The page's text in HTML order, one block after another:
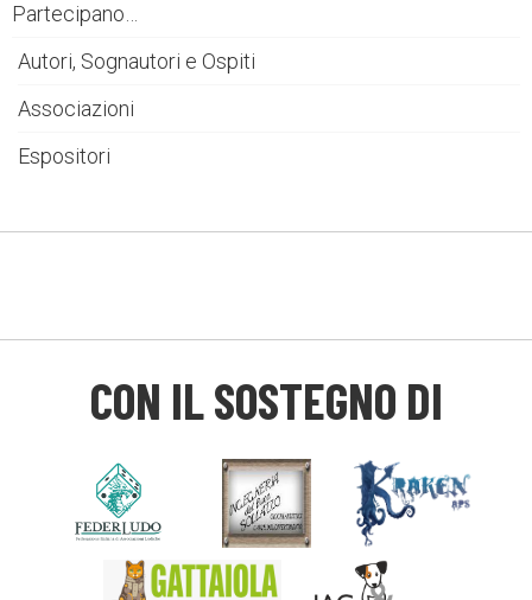
Partecipano…
Autori, Sognautori e Ospiti
Associazioni
Espositori
CON IL SOSTEGNO DI